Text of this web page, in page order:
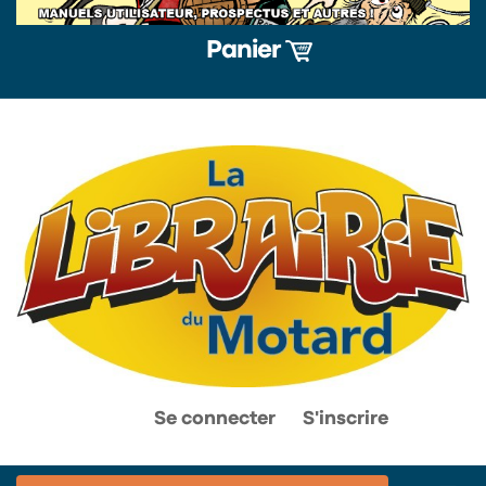
Panier
Se connecter S'inscrire